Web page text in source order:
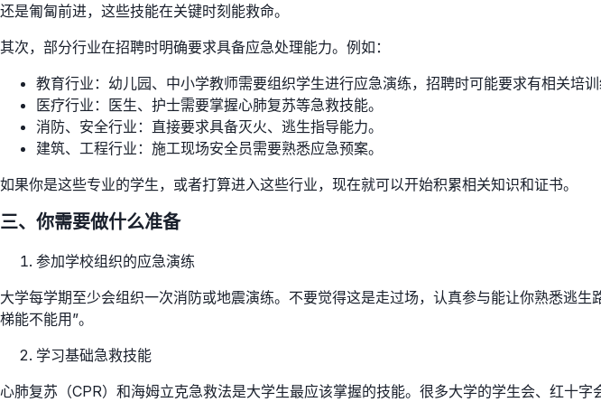
还是匍匐前进，这些技能在关键时刻能救命。
其次，部分行业在招聘时明确要求具备应急处理能力。例如：
教育行业：幼儿园、中小学教师需要组织学生进行应急演练，招聘时可能要求有相关培训
医疗行业：医生、护士需要掌握心肺复苏等急救技能。
消防、安全行业：直接要求具备灭火、逃生指导能力。
建筑、工程行业：施工现场安全员需要熟悉应急预案。
如果你是这些专业的学生，或者打算进入这些行业，现在就可以开始积累相关知识和证书。
三、你需要做什么准备
参加学校组织的应急演练
大学每学期至少会组织一次消防或地震演练。不要觉得这是走过场，认真参与能让你熟悉逃
梯能不能用”。
学习基础急救技能
心肺复苏（CPR）和海姆立克急救法是大学生最应该掌握的技能。很多大学的学生会、红十